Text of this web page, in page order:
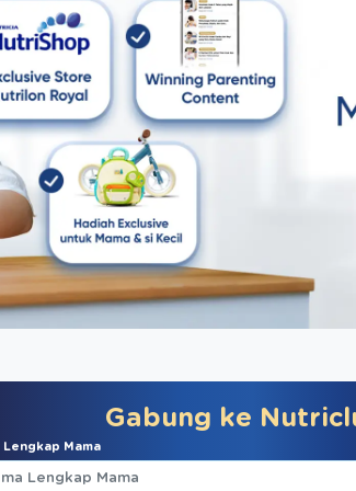
Gabung ke
Lengkap Mama